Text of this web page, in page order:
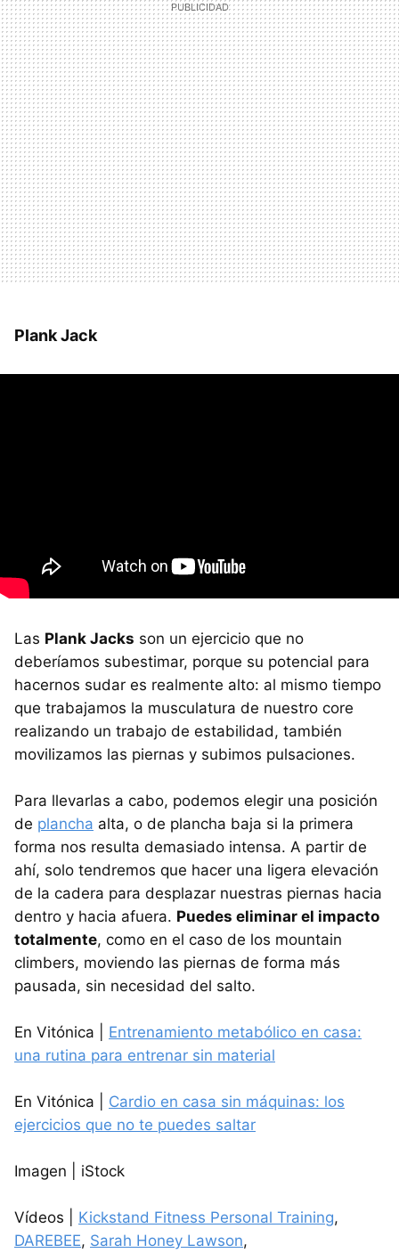
Plank Jack
Las Plank Jacks son un ejercicio que no
deberíamos subestimar, porque su potencial para
hacernos sudar es realmente alto: al mismo tiempo
que trabajamos la musculatura de nuestro core
realizando un trabajo de estabilidad, también
movilizamos las piernas y subimos pulsaciones.
Para llevarlas a cabo, podemos elegir una posición
de plancha alta, o de plancha baja si la primera
forma nos resulta demasiado intensa. A partir de
ahí, solo tendremos que hacer una ligera elevación
de la cadera para desplazar nuestras piernas hacia
dentro y hacia afuera. Puedes eliminar el impacto
totalmente, como en el caso de los mountain
climbers, moviendo las piernas de forma más
pausada, sin necesidad del salto.
En Vitónica | Entrenamiento metabólico en casa:
una rutina para entrenar sin material
En Vitónica | Cardio en casa sin máquinas: los
ejercicios que no te puedes saltar
Imagen | iStock
Vídeos | Kickstand Fitness Personal Training,
DAREBEE, Sarah Honey Lawson,